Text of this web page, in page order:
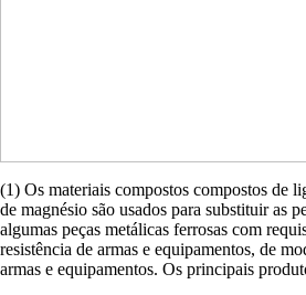
(1) Os materiais compostos compostos de
de magnésio são usados para substituir as
algumas peças metálicas ferrosas com
resistência de armas e equipamentos, de
armas e equipamentos. Os principais